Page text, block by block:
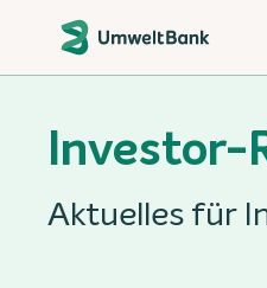
Investor-
Aktuelles für